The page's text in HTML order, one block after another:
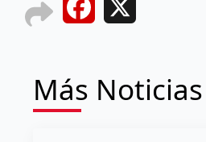
Facebook
Más Noticias